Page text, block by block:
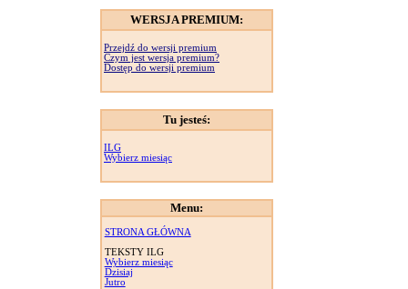
WERSJA PREMIUM:
Przejdź do wersji premium
Czym jest wersja premium?
Dostęp do wersji premium
Tu jesteś:
ILG
Wybierz miesiąc
Menu:
STRONA GŁÓWNA
TEKSTY ILG
Wybierz miesiąc
Dzisiaj
Jutro